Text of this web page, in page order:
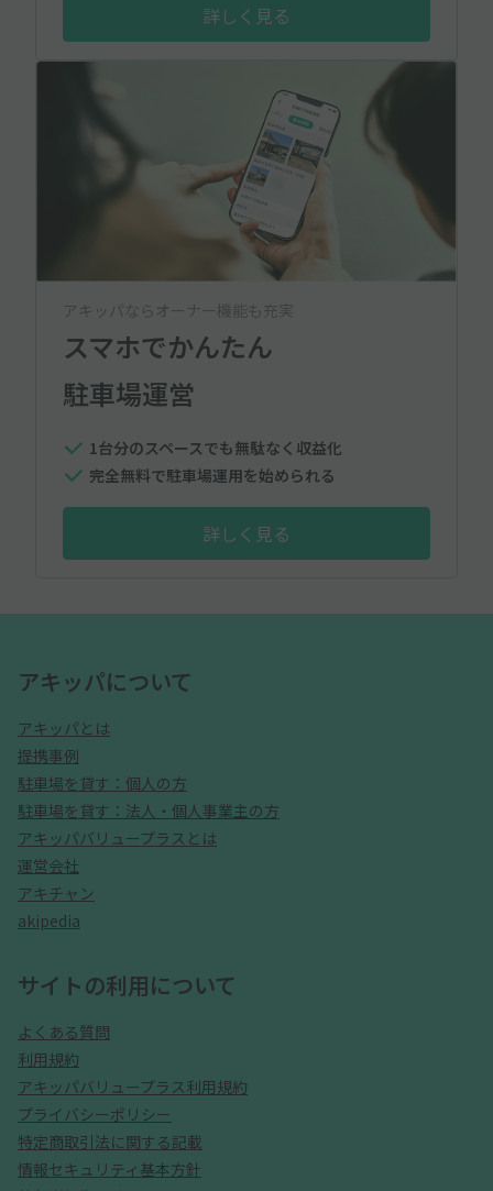
詳しく見る
アキッパならオーナー機能も充実
スマホでかんたん
駐車場運営
1台分のスペースでも無駄なく収益化
完全無料で駐車場運用を始められる
詳しく見る
アキッパについて
アキッパとは
提携事例
駐車場を貸す：個人の方
駐車場を貸す：法人・個人事業主の方
アキッパバリュープラスとは
運営会社
アキチャン
akipedia
サイトの利用について
よくある質問
利用規約
アキッパバリュープラス利用規約
プライバシーポリシー
特定商取引法に関する記載
情報セキュリティ基本方針